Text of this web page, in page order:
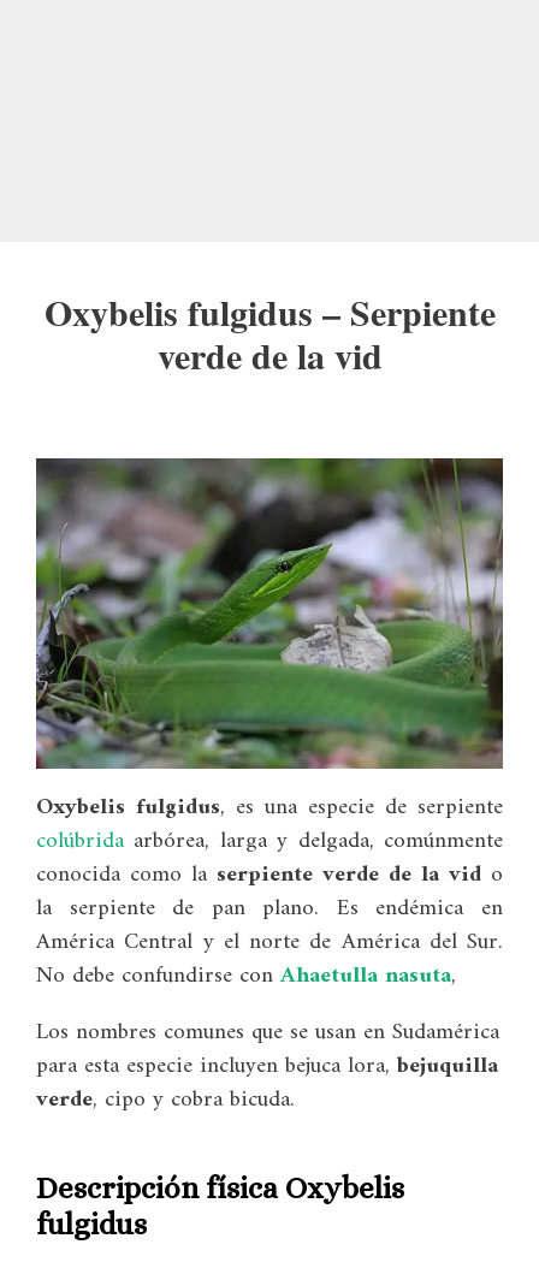
Oxybelis fulgidus – Serpiente
verde de la vid
Oxybelis fulgidus, es una especie de serpiente
colúbrida arbórea, larga y delgada, comúnmente
conocida como la serpiente verde de la vid o
la serpiente de pan plano. Es endémica en
América Central y el norte de América del Sur.
No debe confundirse conAhaetulla nasuta,
Los nombres comunes que se usan en Sudamérica
para esta especie incluyen bejuca lora,bejuquilla
verde, cipo y cobra bicuda.
Descripción física Oxybelis
fulgidus